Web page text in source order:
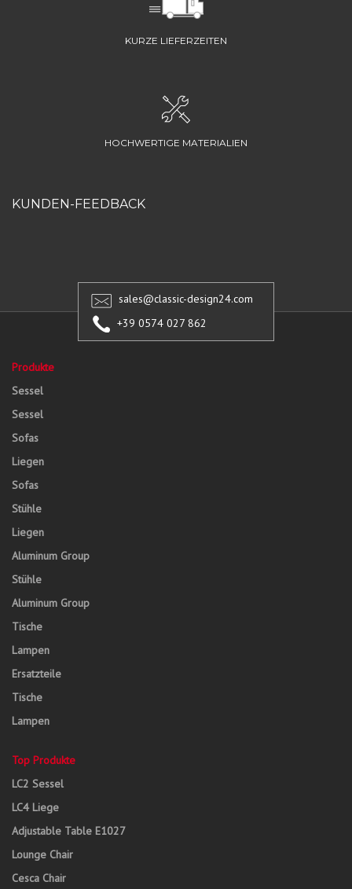
KURZE LIEFERZEITEN
HOCHWERTIGE MATERIALIEN
KUNDEN-FEEDBACK
sales@classic-design24.com
+39 0574 027 862
Produkte
Sessel
Sessel
Sofas
Liegen
Sofas
Stühle
Liegen
Aluminum Group
Stühle
Aluminum Group
Tische
Lampen
Ersatzteile
Tische
Lampen
Top Produkte
LC2 Sessel
LC4 Liege
Adjustable Table E1027
Lounge Chair
Cesca Chair